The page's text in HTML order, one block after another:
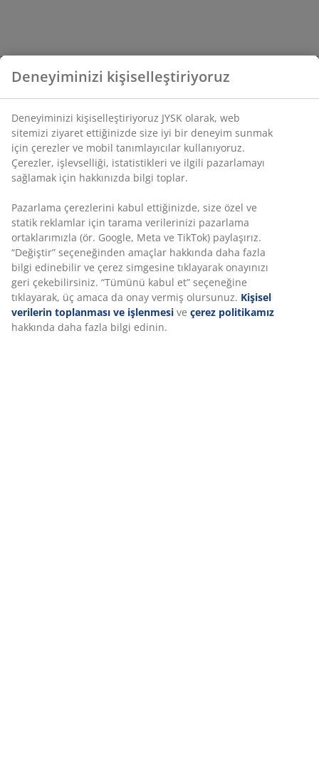
Deneyiminizi kişiselleştiriyoruz
Deneyiminizi kişiselleştiriyoruz JYSK olarak, web
sitemizi ziyaret ettiğinizde size iyi bir deneyim sunmak
için çerezler ve mobil tanımlayıcılar kullanıyoruz.
Çerezler, işlevselliği, istatistikleri ve ilgili pazarlamayı
sağlamak için hakkınızda bilgi toplar.
Pazarlama çerezlerini kabul ettiğinizde, size özel ve
statik reklamlar için tarama verilerinizi pazarlama
ortaklarımızla (ör. Google, Meta ve TikTok) paylaşırız.
“Değiştir” seçeneğinden amaçlar hakkında daha fazla
bilgi edinebilir ve çerez simgesine tıklayarak onayınızı
geri çekebilirsiniz. “Tümünü kabul et” seçeneğine
tıklayarak, üç amaca da onay vermiş olursunuz. Kişisel
verilerin toplanması ve işlenmesi ve çerez politikamız
hakkında daha fazla bilgi edinin.